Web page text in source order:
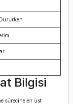
Bilgisi
sürecine en üst